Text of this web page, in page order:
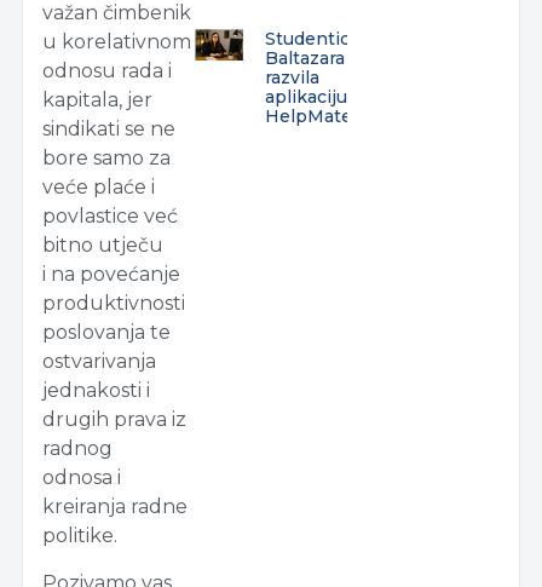
važan čimbenik
u korelativnom
odnosu rada i
kapitala, jer
sindikati se ne
bore samo za
veće plaće i
povlastice već
bitno utječu
i na povećanje
produktivnosti
poslovanja te
ostvarivanja
jednakosti i
drugih prava iz
radnog
odnosa i
kreiranja radne
politike.
Pozivamo vas
Studentica
Baltazara
razvila
aplikaciju
HelpMate